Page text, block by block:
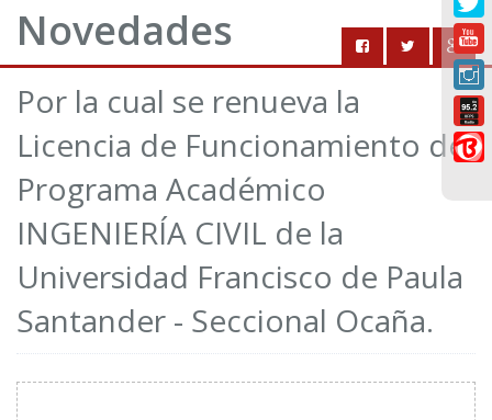
Novedades
Por la cual se renueva la
Licencia de Funcionamiento del
Programa Académico
INGENIERÍA CIVIL de la
Universidad Francisco de Paula
Santander - Seccional Ocaña.